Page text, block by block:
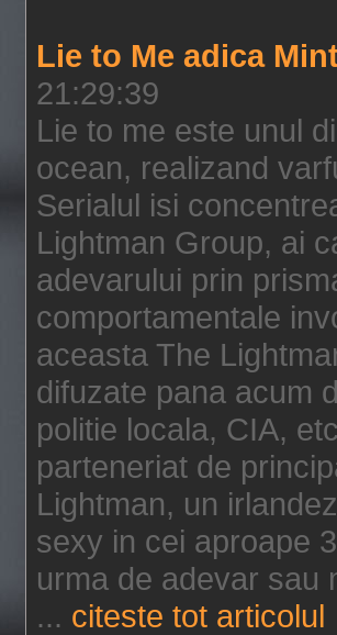
Lie to Me adica
21:29:39
Lie to me este unul
ocean, realizand
Serialul isi
Lightman Group, ai
adevarului prin
comportamentale
aceasta The
difuzate pana acum
politie locala, CIA,
parteneriat de
Lightman, un
sexy in cei aproape
urma de adevar sau
... citeste tot articolul